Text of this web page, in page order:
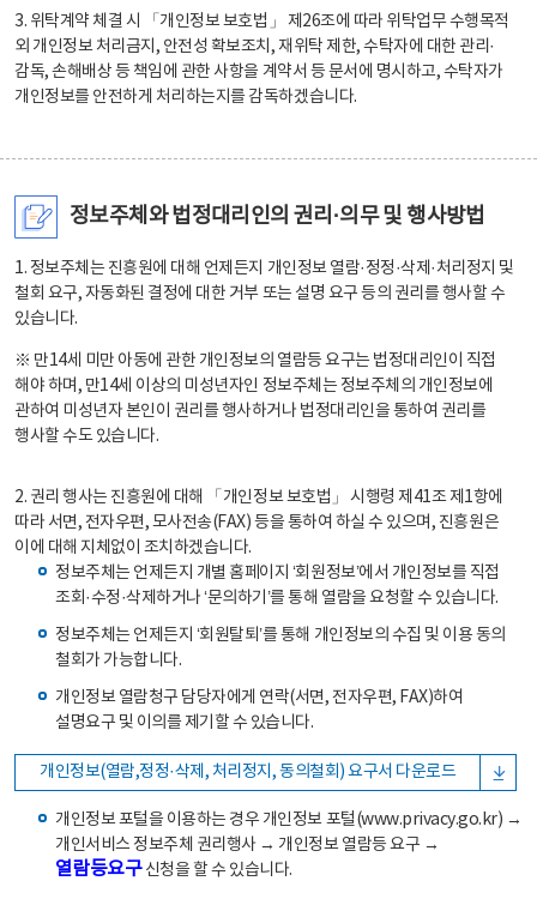
3. 위탁계약 체결 시 「개인정보 보호법」 제26조에 따라 위탁업무 수행목적
외 개인정보 처리금지, 안전성 확보조치, 재위탁 제한, 수탁자에 대한 관리·
감독, 손해배상 등 책임에 관한 사항을 계약서 등 문서에 명시하고, 수탁자가
개인정보를 안전하게 처리하는지를 감독하겠습니다.
정보주체와 법정대리인의 권리·의무 및 행사방법
1. 정보주체는 진흥원에 대해 언제든지 개인정보 열람·정정·삭제·처리정지 및
철회 요구, 자동화된 결정에 대한 거부 또는 설명 요구 등의 권리를 행사할 수
있습니다.
※ 만14세 미만 아동에 관한 개인정보의 열람등 요구는 법정대리인이 직접
해야 하며, 만14세 이상의 미성년자인 정보주체는 정보주체의 개인정보에
관하여 미성년자 본인이 권리를 행사하거나 법정대리인을 통하여 권리를
행사할 수도 있습니다.
2. 권리 행사는 진흥원에 대해 「개인정보 보호법」 시행령 제41조 제1항에
따라 서면, 전자우편, 모사전송(FAX) 등을 통하여 하실 수 있으며, 진흥원은
이에 대해 지체없이 조치하겠습니다.
정보주체는 언제든지 개별 홈페이지 ‘회원정보’에서 개인정보를 직접
조회·수정·삭제하거나 ‘문의하기’를 통해 열람을 요청할 수 있습니다.
정보주체는 언제든지 ‘회원탈퇴’를 통해 개인정보의 수집 및 이용 동의
철회가 가능합니다.
개인정보 열람청구 담당자에게 연락(서면, 전자우편, FAX)하여
설명요구 및 이의를 제기할 수 있습니다.
개인정보(열람,정정·삭제, 처리정지, 동의철회) 요구서 다운로드
개인정보 포털을 이용하는 경우 개인정보 포털(www.privacy.go.kr) →
개인서비스 정보주체 권리행사 → 개인정보 열람등 요구 →
열람등요구신청을 할 수 있습니다.